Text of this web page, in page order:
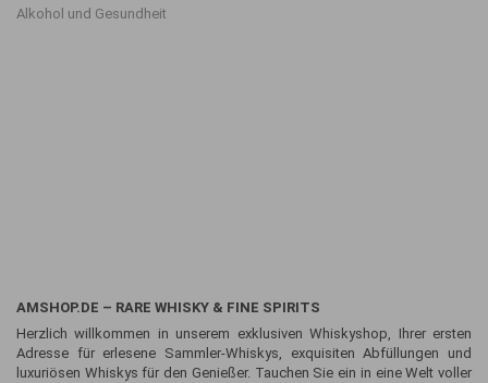
Alkohol und Gesundheit
AMSHOP.DE – RARE WHISKY & FINE SPIRITS
Herzlich willkommen in unserem exklusiven Whiskyshop, Ihrer ersten
Adresse für erlesene Sammler-Whiskys, exquisiten Abfüllungen und
luxuriösen Whiskys für den Genießer. Tauchen Sie ein in eine Welt voller